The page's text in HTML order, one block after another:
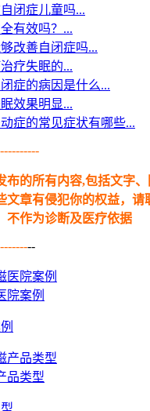
闭症儿童吗...
有效吗？...
改善自闭症吗...
疗失眠的...
症的病因是什么...
效果明显...
症的常见症状有哪些...
布的所有内容,包括文字
文章有侵犯你的权益，请
不作为诊断及医疗依据
--
院案例
品类型